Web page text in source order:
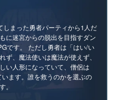
しまった勇者パーティから1人だ
に迷宮からの脱出を目指すダン
です。 ただし勇者は「はい/い
ず、魔法使いは魔法が使えず、
い人形になっていて、僧侶は
ます。誰を救うのかを選ぶの
。